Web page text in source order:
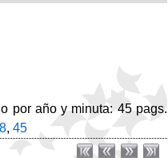
por año y minuta: 45 pags.
, 45